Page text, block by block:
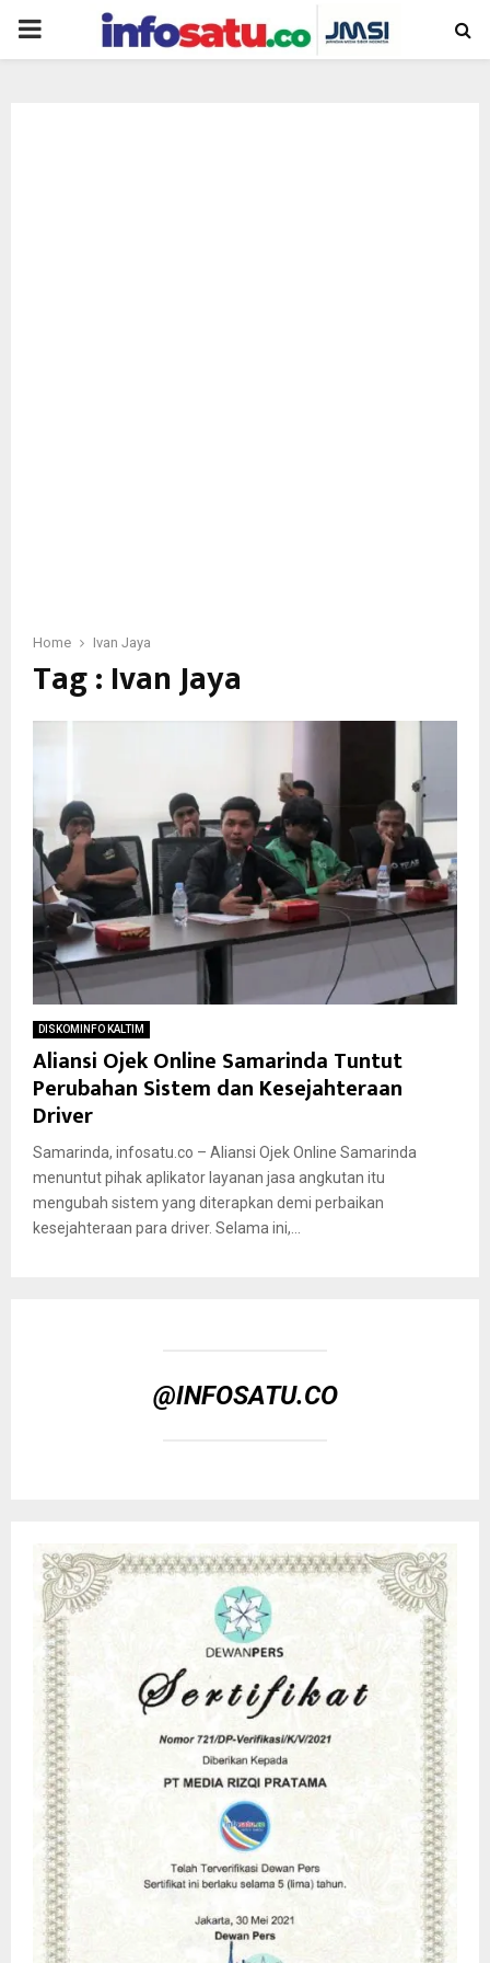
PRIMARY
Home Ivan Jaya
Tag : Ivan Jaya
DISKOMINFO KALTIM
Aliansi Ojek Online Samarinda Tuntut
Perubahan Sistem dan Kesejahteraan
Driver
Samarinda, infosatu.co – Aliansi Ojek Online Samarinda
menuntut pihak aplikator layanan jasa angkutan itu
mengubah sistem yang diterapkan demi perbaikan
kesejahteraan para driver. Selama ini,...
@INFOSATU.CO